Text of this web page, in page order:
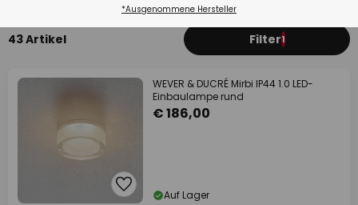
43 Artikel Filter1
WEVER & DUCRÉ Mirbi IP44 1.0 LED-
Einbaulampe rund
€ 186,00
Auf Lager
*Ausgenommene Hersteller